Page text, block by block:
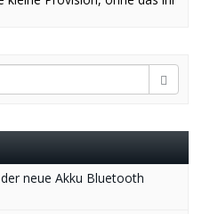
neue Akku Bluetooth